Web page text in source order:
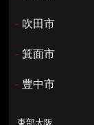
- 吹田市
- 箕面市
- 豊中市
東部大阪